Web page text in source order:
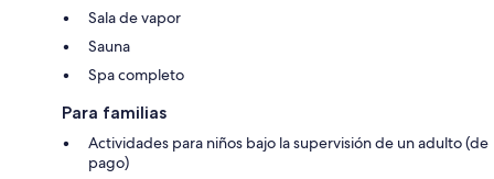
Sala de vapor
Sauna
Spa completo
Para familias
Actividades para niños bajo la supervisión de un adulto (de
pago)